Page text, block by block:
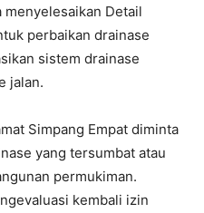
Detail
perbaikan drainase
sistem drainase
jalan.
Simpang Empat diminta
yang tersumbat atau
permukiman.
kembali izin